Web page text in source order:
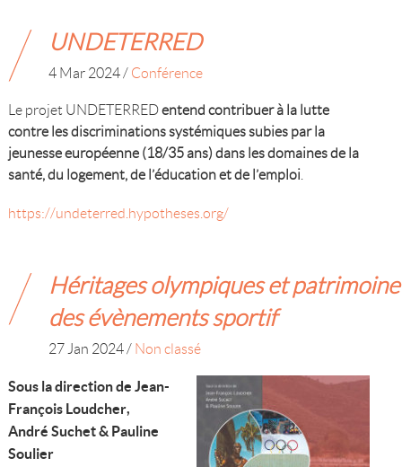
UNDETERRED
4 Mar 2024/ Conférence
Le projet UNDETERREDentend contribuer à la lutte
contre les discriminations systémiques subies par la
jeunesse européenne (18/35 ans) dans les domaines de la
santé, du logement, de l’éducation et de l’emploi.
https://undeterred.hypotheses.org/
Héritages olympiques et patrimoine
des évènements sportif
27 Jan 2024/ Non classé
Sous la direction de Jean-
François Loudcher,
André Suchet & Pauline
Soulier